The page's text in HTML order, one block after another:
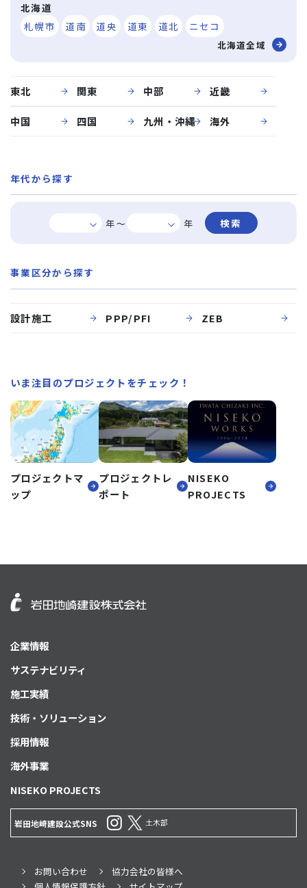
北海道
札幌市
道南 道央 道東 道北 ニセコ
北海道全域
東北 関東 中部 近畿
中国 四国 九州・沖縄 海外
年代から探す
年～ 年
事業区分から探す
設計施工 PPP/PFI ZEB
いま注目のプロジェクトをチェック！
プロジェクトマ
ップ
プロジェクトレ
ポート
NISEKO
PROJECTS
企業情報
サステナビリティ
施工実績
技術・ソリューション
採用情報
海外事業
NISEKO PROJECTS
岩田地崎建設公式SNS 土木部
お問い合わせ
協力会社の皆様へ